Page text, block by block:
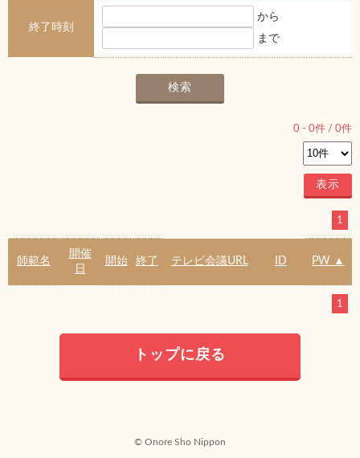
終了時刻
から
まで
0 - 0件 / 0件
1
師範名
開催
日
開始 終了 テレビ会議URL ID PW ▲
1
トップに戻る
© Onore Sho Nippon